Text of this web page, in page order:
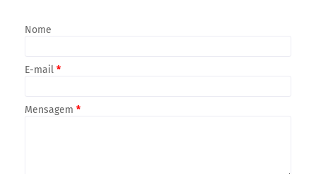
Nome
E-mail *
Mensagem *